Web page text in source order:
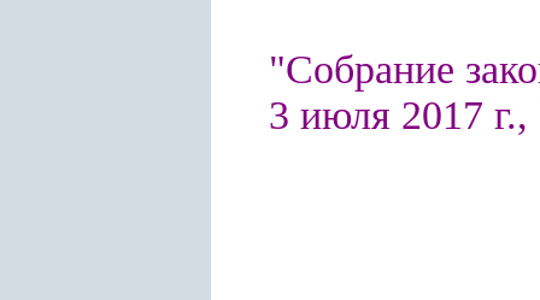
"Собрание
3 июля 2017 г.,